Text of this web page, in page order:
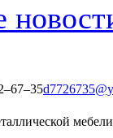
мебели